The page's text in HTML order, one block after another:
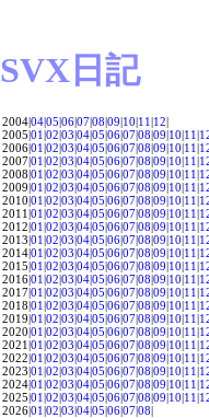
SVX日記
2004|04|05|06|07|08|09|10|11|12|
2005|01|02|03|04|05|06|07|08|09|10|11|
2006|01|02|03|04|05|06|07|08|09|10|11|
2007|01|02|03|04|05|06|07|08|09|10|11|
2008|01|02|03|04|05|06|07|08|09|10|11|
2009|01|02|03|04|05|06|07|08|09|10|11|
2010|01|02|03|04|05|06|07|08|09|10|11|
2011|01|02|03|04|05|06|07|08|09|10|11|
2012|01|02|03|04|05|06|07|08|09|10|11|
2013|01|02|03|04|05|06|07|08|09|10|11|
2014|01|02|03|04|05|06|07|08|09|10|11|
2015|01|02|03|04|05|06|07|08|09|10|11|
2016|01|02|03|04|05|06|07|08|09|10|11|
2017|01|02|03|04|05|06|07|08|09|10|11|
2018|01|02|03|04|05|06|07|08|09|10|11|
2019|01|02|03|04|05|06|07|08|09|10|11|
2020|01|02|03|04|05|06|07|08|09|10|11|
2021|01|02|03|04|05|06|07|08|09|10|11|
2022|01|02|03|04|05|06|07|08|09|10|11|
2023|01|02|03|04|05|06|07|08|09|10|11|
2024|01|02|03|04|05|06|07|08|09|10|11|
2025|01|02|03|04|05|06|07|08|09|10|11|
2026|01|02|03|04|05|06|07|08|